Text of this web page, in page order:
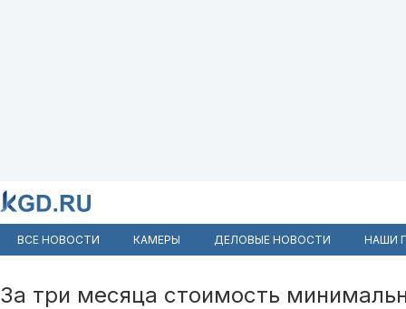
ВСЕ НОВОСТИ КАМЕРЫ ДЕЛОВЫЕ НОВОСТИ НАШИ
За три месяца стоимость